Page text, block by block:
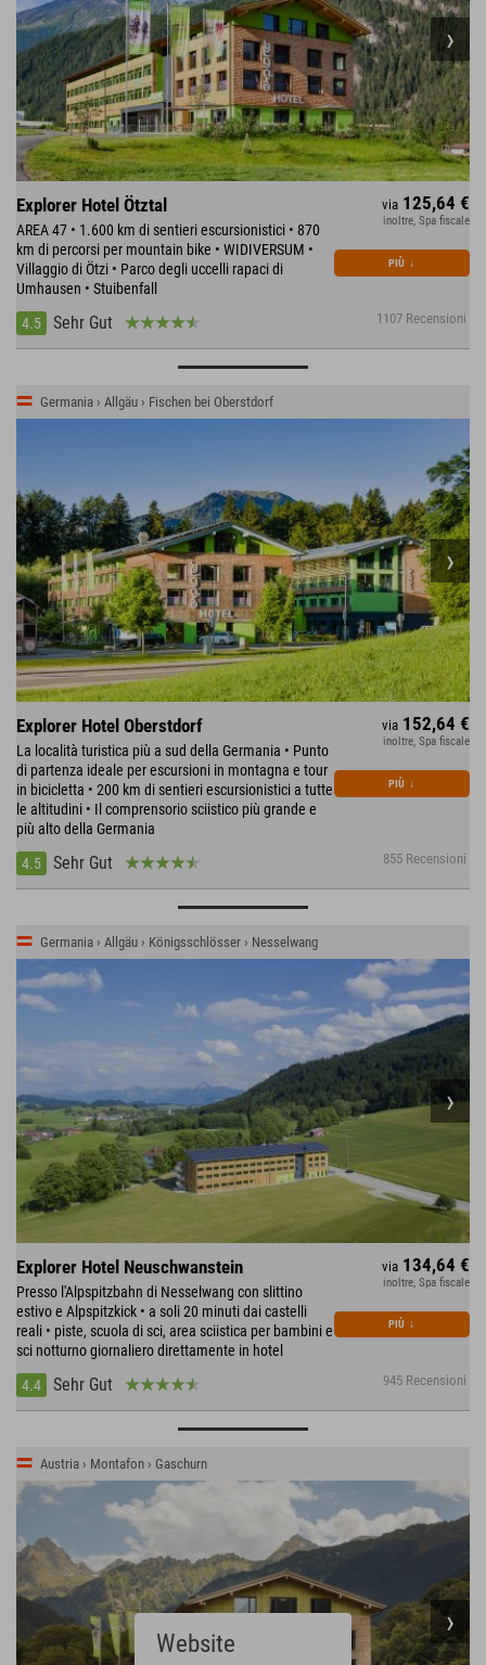
Explorer Hotel Ötztal
AREA 47 • 1.600 km di sentieri escursionistici • 870
km di percorsi per mountain bike • WIDIVERSUM •
Villaggio di Ötzi • Parco degli uccelli rapaci di
Umhausen • Stuibenfall
4.5
Sehr Gut 1107 Recensioni
via 125,64 €
inoltre, Spa fiscale
PIÙ ↓
Germania › Allgäu › Fischen bei Oberstdorf
Explorer Hotel Oberstdorf
La località turistica più a sud della Germania • Punto
di partenza ideale per escursioni in montagna e tour
in bicicletta • 200 km di sentieri escursionistici a tutte
le altitudini • Il comprensorio sciistico più grande e
più alto della Germania
4.5
Sehr Gut 855 Recensioni
via 152,64 €
inoltre, Spa fiscale
PIÙ ↓
Germania › Allgäu › Königsschlösser › Nesselwang
Explorer Hotel Neuschwanstein
Presso l'Alpspitzbahn di Nesselwang con slittino
estivo e Alpspitzkick • a soli 20 minuti dai castelli
reali • piste, scuola di sci, area sciistica per bambini e
sci notturno giornaliero direttamente in hotel
4.4
Sehr Gut 945 Recensioni
via 134,64 €
inoltre, Spa fiscale
PIÙ ↓
Austria › Montafon › Gaschurn
Website